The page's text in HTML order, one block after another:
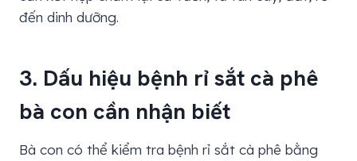
đến dinh dưỡng.
3. Dấu hiệu bệnh rỉ sắt cà phê
bà con cần nhận biết
Bà con có thể kiểm tra bệnh rỉ sắt cà phê bằng